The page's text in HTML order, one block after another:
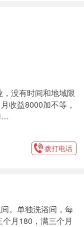
没有时间和地域限
收益8000加不等，
…
拨打电话
。单独洗浴间，每
月180，满三个月